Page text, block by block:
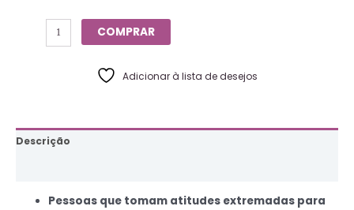
COMPRAR
Adicionar à lista de desejos
Descrição
Pessoas que tomam atitudes extremadas para